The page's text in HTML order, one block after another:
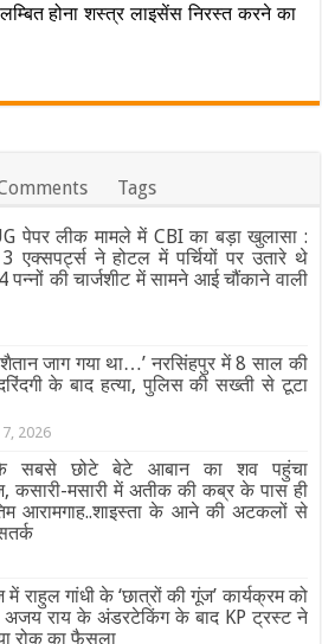
होना शस्त्र लाइसेंस निरस्त करने का
Tags
पेपर लीक मामले में CBI का बड़ा खुलासा :
एक्सपर्ट्स ने होटल में पर्चियों पर उतारे थे
पन्नों की चार्जशीट में सामने आई चौंकाने वाली
जाग गया था…’ नरसिंहपुर में 8 साल की
के बाद हत्या, पुलिस की सख्ती से टूटा
2026
सबसे छोटे बेटे आबान का शव पहुंचा
कसारी-मसारी में अतीक की कब्र के पास ही
आरामगाह..शाइस्ता के आने की अटकलों से
में राहुल गांधी के ‘छात्रों की गूंज’ कार्यक्रम को
अजय राय के अंडरटेकिंग के बाद KP ट्रस्ट ने
रोक का फैसला